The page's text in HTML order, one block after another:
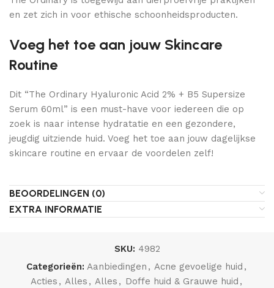
en zet zich in voor ethische schoonheidsproducten.
Voeg het toe aan jouw Skincare
Routine
Dit “The Ordinary Hyaluronic Acid 2% + B5 Supersize
Serum 60ml” is een must-have voor iedereen die op
zoek is naar intense hydratatie en een gezondere,
jeugdig uitziende huid. Voeg het toe aan jouw dagelijkse
skincare routine en ervaar de voordelen zelf!
BEOORDELINGEN (0)
EXTRA INFORMATIE
SKU: 4982
Categorieën: Aanbiedingen , Acne gevoelige huid ,
Acties , Alles , Alles , Doffe huid & Grauwe huid ,